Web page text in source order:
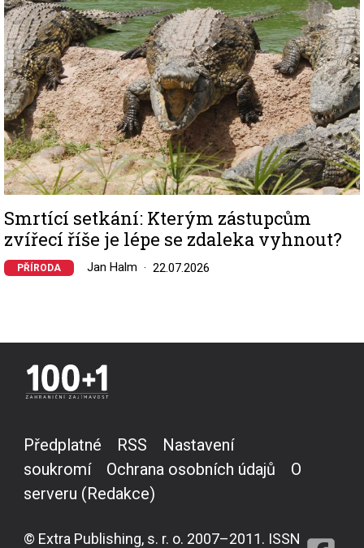
Smrtící setkání: Kterým zástupcům
zvířecí říše je lépe se zdaleka vyhnout?
PŘÍRODA Jan Halm 22.07.2026
Předplatné RSS
Nastavení
soukromí
Ochrana osobních údajů
O
serveru (Redakce)
© Extra Publishing, s. r. o. 2007–2011. ISSN